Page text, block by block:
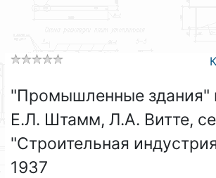
"Промышленные здания"
Е.Л. Штамм, Л.А. Витте,
"Строительная
1937